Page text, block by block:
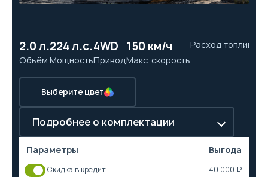
2.0 л.
Объём
224 л.с.
Мощность
4WD
Привод
150 км/ч
Макс. скорость
Расход топлива
Выберите цвет
Подробнее о комплектации
Параметры Выгода
Скидка в кредит 40 000 ₽